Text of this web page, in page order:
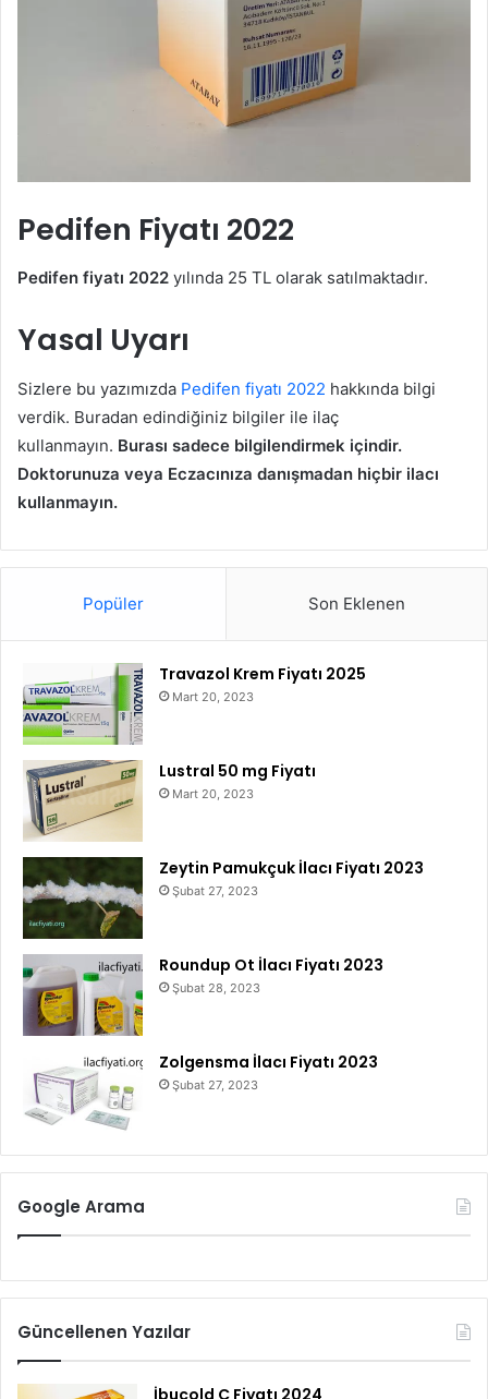
Pedifen Fiyatı 2022
Pedifen fiyatı 2022 yılında 25 TL olarak satılmaktadır.
Yasal Uyarı
Sizlere bu yazımızda Pedifen fiyatı 2022 hakkında bilgi
verdik. Buradan edindiğiniz bilgiler ile ilaç
kullanmayın. Burası sadece bilgilendirmek içindir.
Doktorunuza veya Eczacınıza danışmadan hiçbir ilacı
kullanmayın.
Popüler Son Eklenen
Travazol Krem Fiyatı 2025
Mart 20, 2023
Lustral 50 mg Fiyatı
Mart 20, 2023
Zeytin Pamukçuk İlacı Fiyatı 2023
Şubat 27, 2023
Roundup Ot İlacı Fiyatı 2023
Şubat 28, 2023
Zolgensma İlacı Fiyatı 2023
Şubat 27, 2023
Google Arama
Güncellenen Yazılar
İbucold C Fiyatı 2024